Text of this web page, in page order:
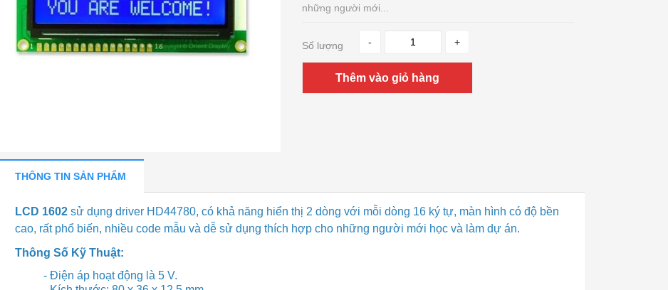
những người mới...
Số lượng - +
Thêm vào giỏ hàng
THÔNG TIN SẢN PHẨM
LCD 1602 sử dụng driver HD44780, có khả năng hiển thị 2 dòng với mỗi dòng 16 ký tự, màn hình có độ bền
cao, rất phổ biến, nhiều code mẫu và dễ sử dụng thích hợp cho những người mới học và làm dự án.
Thông Số Kỹ Thuật:
- Điện áp hoạt động là 5 V.